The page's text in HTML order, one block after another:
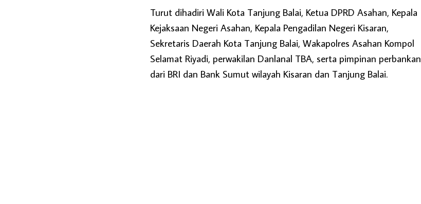
Turut dihadiri Wali Kota Tanjung Balai, Ketua DPRD Asahan, Kepala
Kejaksaan Negeri Asahan, Kepala Pengadilan Negeri Kisaran,
Sekretaris Daerah Kota Tanjung Balai, Wakapolres Asahan Kompol
Selamat Riyadi, perwakilan Danlanal TBA, serta pimpinan perbankan
dari BRI dan Bank Sumut wilayah Kisaran dan Tanjung Balai.